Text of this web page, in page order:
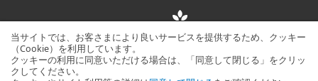
当サイトでは、お客さまにより良いサービスを提供するため、クッキー
（Cookie）を利用しています。
クッキーの利用に同意いただける場合は、「同意して閉じる」をクリッ
クしてください。